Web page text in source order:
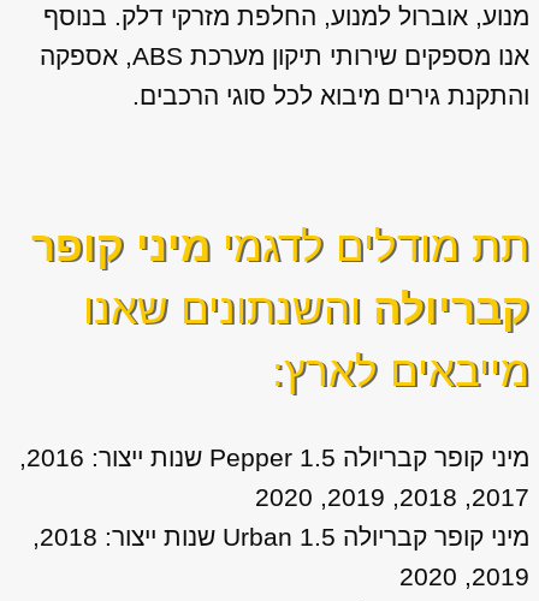
מנוע, אוברול למנוע, החלפת מזרקי דלק. בנוסף
אנו מספקים שירותי תיקון מערכת ABS, אספקה
והתקנת גירים מיבוא לכל סוגי הרכבים.
תת מודלים לדגמי מיני קופר
קבריולה והשנתונים שאנו
מייבאים לארץ:
מיני קופר קבריולה 1.5 Pepper שנות ייצור: 2016,
2017, 2018, 2019, 2020
מיני קופר קבריולה 1.5 Urban שנות ייצור: 2018,
2019, 2020